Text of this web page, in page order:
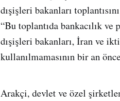
dışişleri bakanları
“Bu toplantıda bankacılık
dışişleri bakanları, İran ve
kullanılmamasının bir an
Arakçi, devlet ve özel